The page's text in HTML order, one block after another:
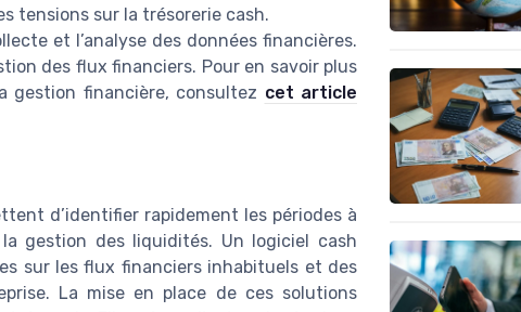
tensions sur la trésorerie cash.
et l’analyse des données financières.
des flux financiers. Pour en savoir plus
gestion financière, consultez cet article
d’identifier rapidement les périodes à
gestion des liquidités. Un logiciel cash
sur les flux financiers inhabituels et des
La mise en place de ces solutions